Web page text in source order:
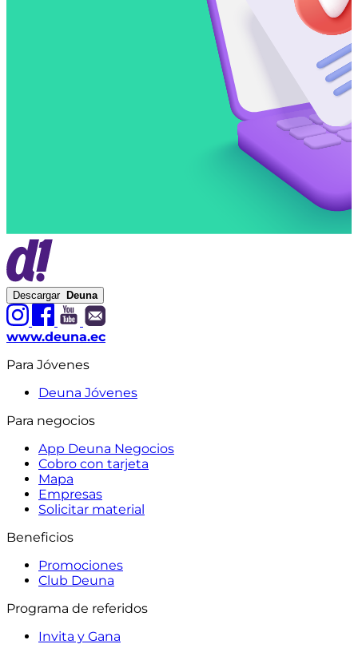
Te pediremos permiso para enviarte
notificaciones. Da clic en "Permitir".
Elige cómo quieres que validemos tu identidad:
por reconocimiento facial o por correo
¡Listo! Ya puedes disfrutar y usar tu cuenta
Descargar Deuna
www.deuna.ec
Para Jóvenes
Deuna Jóvenes
Para negocios
App Deuna Negocios
Cobro con tarjeta
Mapa
Empresas
Solicitar material
Beneficios
Promociones
Club Deuna
Programa de referidos
Invita y Gana